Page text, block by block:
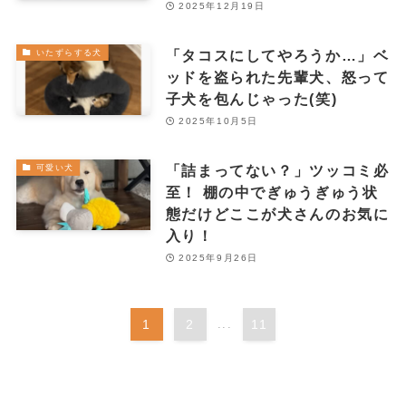
2025年12月19日
いたずらする犬
「タコスにしてやろうか…」ベ
ッドを盗られた先輩犬、怒って
子犬を包んじゃった(笑)
2025年10月5日
可愛い犬
「詰まってない？」ツッコミ必
至！ 棚の中でぎゅうぎゅう状
態だけどここが犬さんのお気に
入り！
2025年9月26日
1 2 11